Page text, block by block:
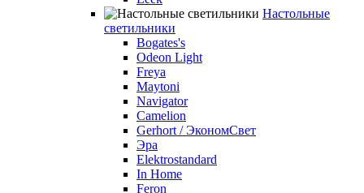
Настольные
светильники
Bogates's
Odeon Light
Freya
Maytoni
Navigator
Camelion
Gerhort / ЭкономСвет
Эра
Elektrostandard
In Home
Feron